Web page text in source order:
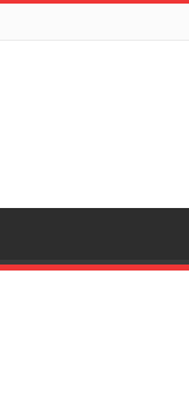
الملكية